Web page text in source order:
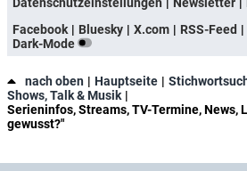
Facebook
Bluesky X.com RSS-Feed
Dark-Mode
nach oben Hauptseite
Shows, Talk & Musik
Serieninfos, Streams, TV-Termine, News,
gewusst?"